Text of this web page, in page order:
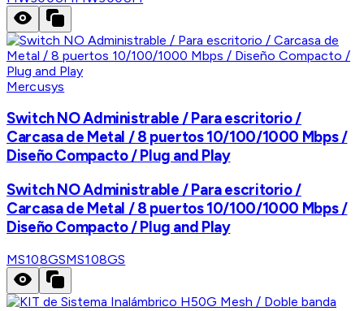
Mercusys
Switch NO Administrable / Para escritorio /
Carcasa de Metal / 8 puertos 10/100/1000 Mbps /
Diseño Compacto / Plug and Play
Switch NO Administrable / Para escritorio /
Carcasa de Metal / 8 puertos 10/100/1000 Mbps /
Diseño Compacto / Plug and Play
MS108GSMS108GS